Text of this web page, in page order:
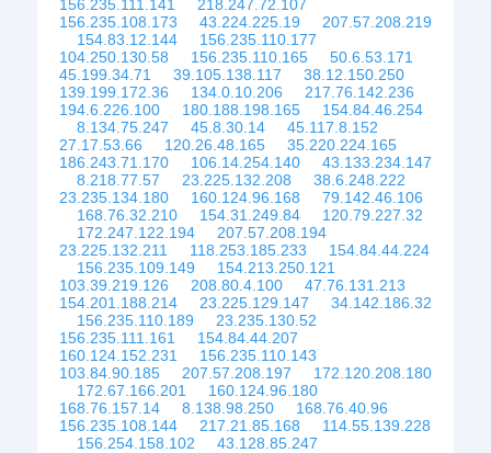
156.235.111.141
218.247.72.107
156.235.108.173
43.224.225.19
207.57.208.219
154.83.12.144
156.235.110.177
104.250.130.58
156.235.110.165
50.6.53.171
45.199.34.71
39.105.138.117
38.12.150.250
139.199.172.36
134.0.10.206
217.76.142.236
194.6.226.100
180.188.198.165
154.84.46.254
8.134.75.247
45.8.30.14
45.117.8.152
27.17.53.66
120.26.48.165
35.220.224.165
186.243.71.170
106.14.254.140
43.133.234.147
8.218.77.57
23.225.132.208
38.6.248.222
23.235.134.180
160.124.96.168
79.142.46.106
168.76.32.210
154.31.249.84
120.79.227.32
172.247.122.194
207.57.208.194
23.225.132.211
118.253.185.233
154.84.44.224
156.235.109.149
154.213.250.121
103.39.219.126
208.80.4.100
47.76.131.213
154.201.188.214
23.225.129.147
34.142.186.32
156.235.110.189
23.235.130.52
156.235.111.161
154.84.44.207
160.124.152.231
156.235.110.143
103.84.90.185
207.57.208.197
172.120.208.180
172.67.166.201
160.124.96.180
168.76.157.14
8.138.98.250
168.76.40.96
156.235.108.144
217.21.85.168
114.55.139.228
156.254.158.102
43.128.85.247